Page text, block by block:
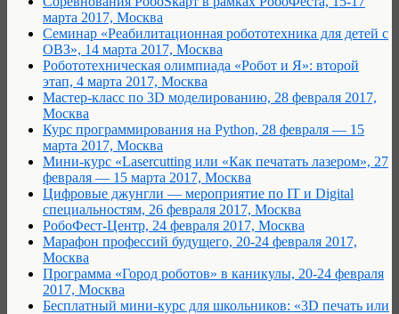
марта 2017, Москва
Семинар «Реабилитационная робототехника для детей с
ОВЗ», 14 марта 2017, Москва
Робототехническая олимпиада «Робот и Я»: второй
этап, 4 марта 2017, Москва
Мастер-класс по 3D моделированию, 28 февраля 2017,
Москва
Курс программирования на Python, 28 февраля — 15
марта 2017, Москва
Мини-курс «Lasercutting или «Как печатать лазером», 27
февраля — 15 марта 2017, Москва
Цифровые джунгли — мероприятие по IT и Digital
специальностям, 26 февраля 2017, Москва
РобоФест-Центр, 24 февраля 2017, Москва
Марафон профессий будущего, 20-24 февраля 2017,
Москва
Программа «Город роботов» в каникулы, 20-24 февраля
2017, Москва
Бесплатный мини-курс для школьников: «3D печать или